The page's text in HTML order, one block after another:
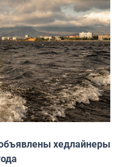
хедлайнеры